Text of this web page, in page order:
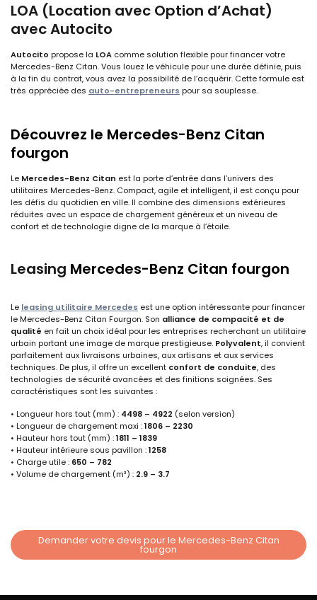
LOA (Location avec Option d’Achat)
avec Autocito
Autocito propose la LOA comme solution flexible pour financer votre
Mercedes-Benz Citan. Vous louez le véhicule pour une durée définie, puis
à la fin du contrat, vous avez la possibilité de l’acquérir. Cette formule est
très appréciée des auto-entrepreneurs pour sa souplesse.
Découvrez le Mercedes-Benz Citan
fourgon
Le Mercedes-Benz Citan est la porte d’entrée dans l’univers des
utilitaires Mercedes-Benz. Compact, agile et intelligent, il est conçu pour
les défis du quotidien en ville. Il combine des dimensions extérieures
réduites avec un espace de chargement généreux et un niveau de
confort et de technologie digne de la marque à l’étoile.
Leasing Mercedes-Benz Citan fourgon
Le leasing utilitaire Mercedes est une option intéressante pour financer
le Mercedes-Benz Citan Fourgon. Son alliance de compacité et de
qualité en fait un choix idéal pour les entreprises recherchant un utilitaire
urbain portant une image de marque prestigieuse. Polyvalent, il convient
parfaitement aux livraisons urbaines, aux artisans et aux services
techniques. De plus, il offre un excellent confort de conduite, des
technologies de sécurité avancées et des finitions soignées. Ses
caractéristiques sont les suivantes :
• Longueur hors tout (mm) : 4498 – 4922 (selon version)
• Longueur de chargement maxi :1806 – 2230
• Hauteur hors tout (mm) :1811 – 1839
• Hauteur intérieure sous pavillon :1258
• Charge utile : 650 – 782
• Volume de chargement (m³) : 2.9 – 3.7
Demander votre devis pour le Mercedes-Benz Citan
fourgon